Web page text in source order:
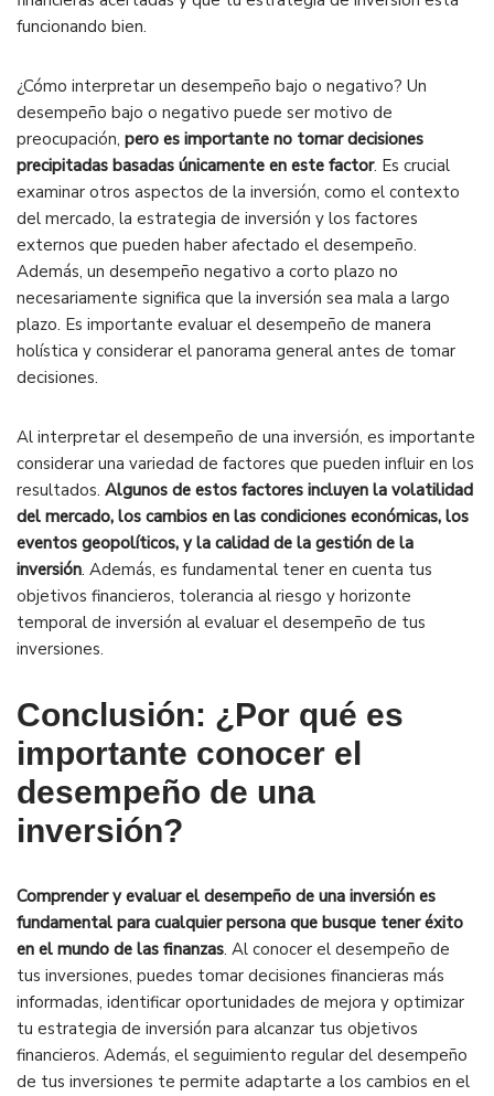
funcionando bien.
¿Cómo interpretar un desempeño bajo o negativo? Un
desempeño bajo o negativo puede ser motivo de
preocupación, pero es importante no tomar decisiones
precipitadas basadas únicamente en este factor. Es crucial
examinar otros aspectos de la inversión, como el contexto
del mercado, la estrategia de inversión y los factores
externos que pueden haber afectado el desempeño.
Además, un desempeño negativo a corto plazo no
necesariamente significa que la inversión sea mala a largo
plazo. Es importante evaluar el desempeño de manera
holística y considerar el panorama general antes de tomar
decisiones.
Al interpretar el desempeño de una inversión, es importante
considerar una variedad de factores que pueden influir en los
resultados. Algunos de estos factores incluyen la volatilidad
del mercado, los cambios en las condiciones económicas, los
eventos geopolíticos, y la calidad de la gestión de la
inversión. Además, es fundamental tener en cuenta tus
objetivos financieros, tolerancia al riesgo y horizonte
temporal de inversión al evaluar el desempeño de tus
inversiones.
Conclusión: ¿Por qué es
importante conocer el
desempeño de una
inversión?
Comprender y evaluar el desempeño de una inversión es
fundamental para cualquier persona que busque tener éxito
en el mundo de las finanzas. Al conocer el desempeño de
tus inversiones, puedes tomar decisiones financieras más
informadas, identificar oportunidades de mejora y optimizar
tu estrategia de inversión para alcanzar tus objetivos
financieros. Además, el seguimiento regular del desempeño
de tus inversiones te permite adaptarte a los cambios en el